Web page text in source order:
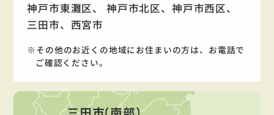
神戸市東灘区、 神戸市北区、神戸市西区、
三田市、西宮市
その他のお近くの地域にお住まいの方は、お電話で
ご確認ください。